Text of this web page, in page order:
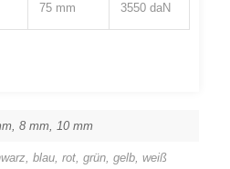
75 mm 3550 daN
8 mm, 10 mm
blau, rot, grün, gelb, weiß